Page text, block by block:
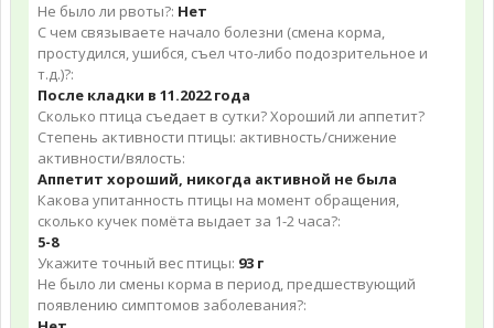
Не было ли рвоты?: Нет
С чем связываете начало болезни (смена корма,
простудился, ушибся, съел что-либо подозрительное и
т.д.)?:
После кладки в 11.2022 года
Сколько птица съедает в сутки? Хороший ли аппетит?
Степень активности птицы: активность/снижение
активности/вялость:
Аппетит хороший, никогда активной не была
Какова упитанность птицы на момент обращения,
сколько кучек помёта выдает за 1-2 часа?:
5-8
Укажите точный вес птицы: 93 г
Не было ли смены корма в период, предшествующий
появлению симптомов заболевания?: